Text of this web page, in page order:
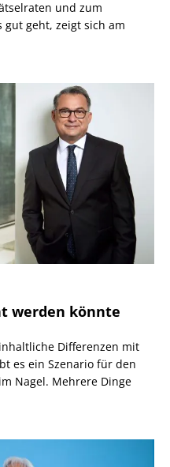
gut geht, zeigt sich am
werden könnte
Differenzen mit
es ein Szenario für den
Nagel. Mehrere Dinge